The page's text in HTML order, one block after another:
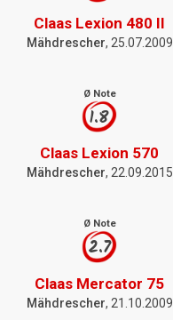
Claas Lexion 480 II
Mähdrescher, 25.07.2009
Ø Note
1.8
Claas Lexion 570
Mähdrescher, 22.09.2015
Ø Note
2.7
Claas Mercator 75
Mähdrescher, 21.10.2009